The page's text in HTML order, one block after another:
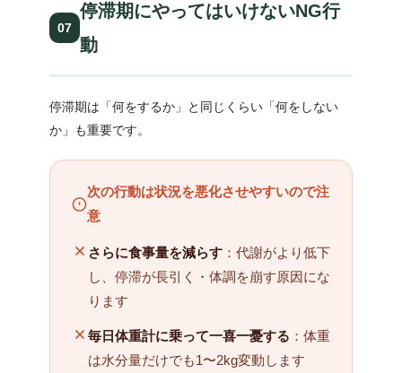
07
停滞期にやってはいけないNG行
動
停滞期は「何をするか」と同じくらい「何をしない
か」も重要です。
次の行動は状況を悪化させやすいので注
意
さらに食事量を減らす ：代謝がより低下
し、停滞が長引く・体調を崩す原因にな
ります
毎日体重計に乗って一喜一憂する ：体重
は水分量だけでも1〜2kg変動します